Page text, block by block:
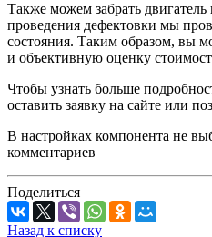
Также можем забрать двигатель
проведения дефектовки мы
состояния. Таким образом, вы
и объективную оценку
Чтобы узнать больше
оставить заявку на сайте или
В настройках компонента не
комментариев
Поделиться
Назад к списку